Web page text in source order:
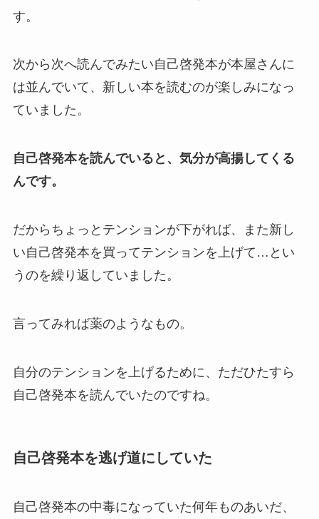
す。
次から次へ読んでみたい自己啓発本が本屋さんに
は並んでいて、新しい本を読むのが楽しみになっ
ていました。
自己啓発本を読んでいると、気分が高揚してくる
んです。
だからちょっとテンションが下がれば、また新し
い自己啓発本を買ってテンションを上げて…とい
うのを繰り返していました。
言ってみれば薬のようなもの。
自分のテンションを上げるために、ただひたすら
自己啓発本を読んでいたのですね。
自己啓発本を逃げ道にしていた
自己啓発本の中毒になっていた何年ものあいだ、